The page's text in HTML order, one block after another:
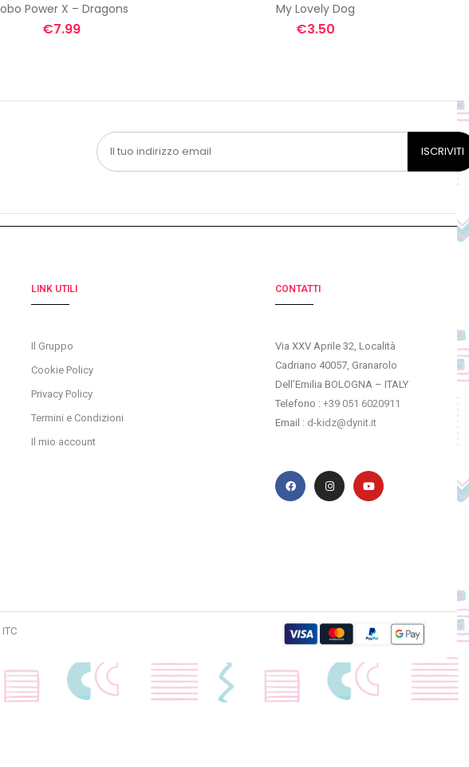
Power X – Dragons
€7.99
My Lovely Dog
€3.50
LINK UTILI
Il Gruppo
Cookie Policy
Privacy Policy
Termini e Condizioni
Il mio account
CONTATTI
Via XXV Aprile 32, Località
Cadriano 40057, Granarolo
Dell’Emilia BOLOGNA – ITALY
Telefono :+39 051 6020911
Email : d-kidz@dynit.it